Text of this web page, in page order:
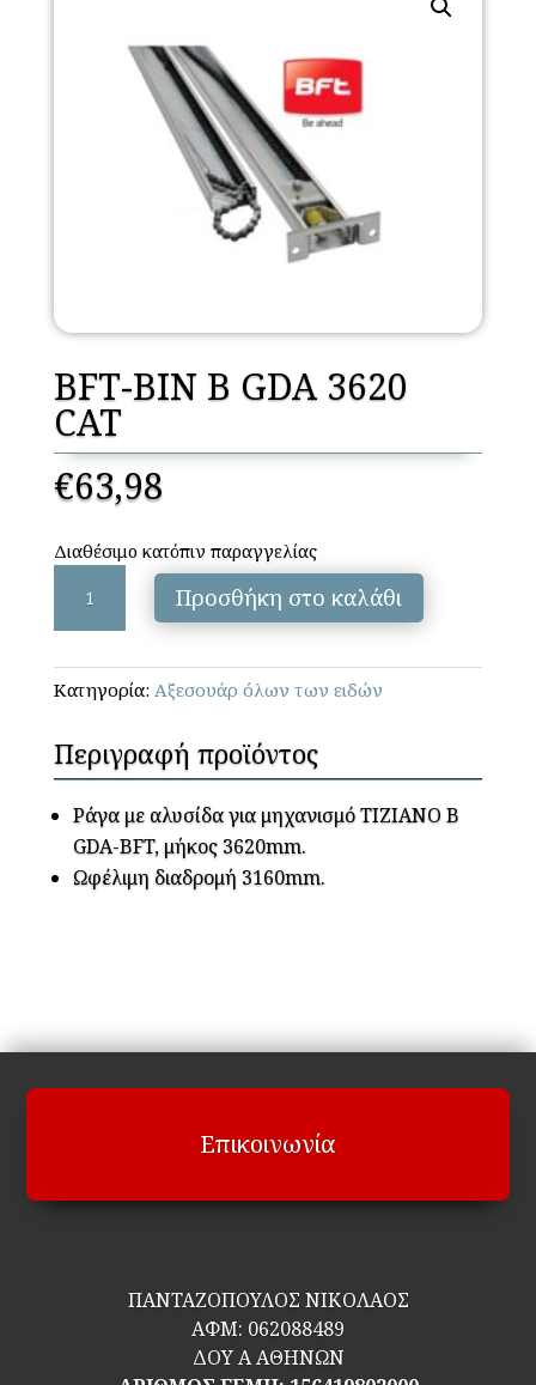
BFT-BIN B GDA 3620
CAT
€63,98
Διαθέσιμο κατόπιν παραγγελίας
BIN
B
GDA
3620
ποσότητα
Προσθήκη στο καλάθι
Κατηγορία: Αξεσουάρ όλων των ειδών
Περιγραφή προϊόντος
Ράγα με αλυσίδα για μηχανισμό TIZIANO B
GDA-BFT, μήκος 3620mm.
Ωφέλιμη διαδρομή 3160mm.
Επικοινωνία
ΠΑΝΤΑΖΟΠΟΥΛΟΣ ΝΙΚΟΛΑΟΣ
ΑΦΜ: 062088489
ΔΟΥ Α ΑΘΗΝΩΝ